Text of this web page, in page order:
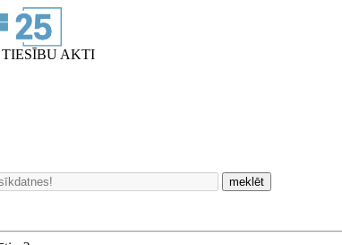
AKTI
meklēt